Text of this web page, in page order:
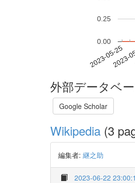
2023-05-25
2023-
0.00
0.25
外部データベ
Google Scholar
Wikipedia (3
編集者: 継之助
2023-06-22